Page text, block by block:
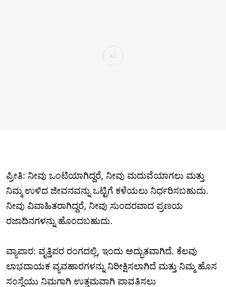
ಪ್ರೀತಿ: ನೀವು ಒಂಟಿಯಾಗಿದ್ದರೆ, ನೀವು ಮದುವೆಯಾಗಲು ಮತ್ತು
ನಿಮ್ಮ ಉಳಿದ ಜೀವನವನ್ನು ಒಟ್ಟಿಗೆ ಕಳೆಯಲು ನಿರ್ಧರಿಸಬಹುದು.
ನೀವು ವಿವಾಹಿತರಾಗಿದ್ದರೆ, ನೀವು ಸುಂದರವಾದ ಪ್ರಣಯ
ರಜಾದಿನಗಳನ್ನು ಹೊಂದಬಹುದು.
ವ್ಯಾಪಾರ: ವೃತ್ತಿಪರ ರಂಗದಲ್ಲಿ, ಇಂದು ಅದ್ಭುತವಾಗಿದೆ. ಕೆಲವು
ಲಾಭದಾಯಕ ವ್ಯವಹಾರಗಳನ್ನು ನಿರೀಕ್ಷಿಸಲಾಗಿದೆ ಮತ್ತು ನಿಮ್ಮ ಹೊಸ
ಸಂಸ್ಥೆಯು ನಿಮಗಾಗಿ ಉತ್ತಮವಾಗಿ ಪಾವತಿಸಲು